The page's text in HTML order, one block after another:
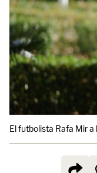
El futbolista Rafa Mir a